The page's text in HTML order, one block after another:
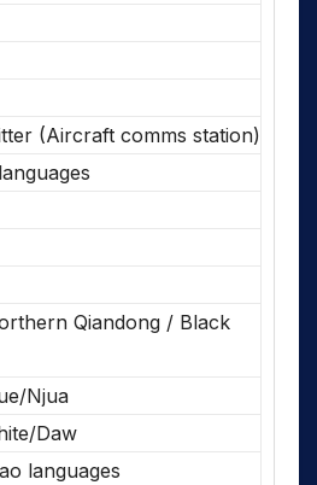
(Aircraft comms station)
Qiandong / Black
Njua
Daw
languages